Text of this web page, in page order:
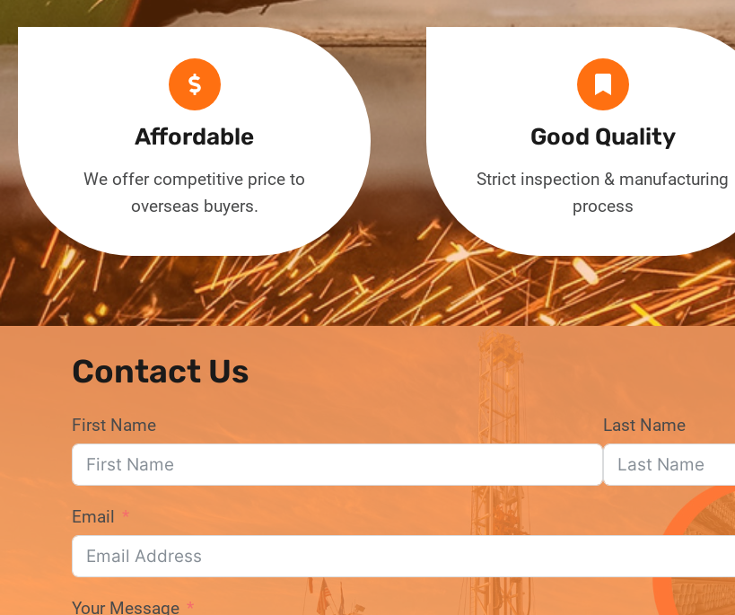
Affordable
We offer competitive price to
overseas buyers.
Good Quality
Strict inspection & manufacturing
process
Contact Us
First Name Last Name
Email
Your Message